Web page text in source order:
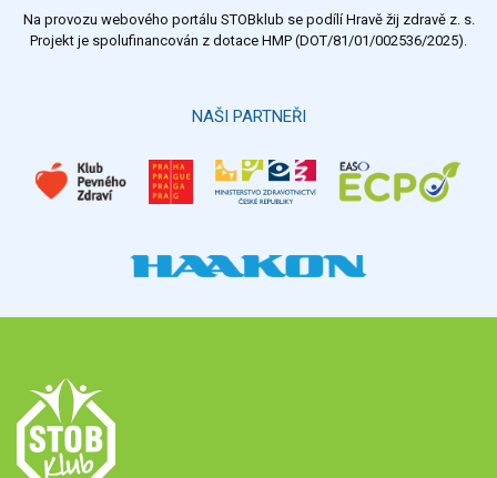
Výsledky Všechny ankety
Na provozu webového portálu STOBklub se podílí Hravě žij zdravě z. s.
Projekt je spolufinancován z dotace HMP (DOT/81/01/002536/2025).
NAŠI PARTNEŘI